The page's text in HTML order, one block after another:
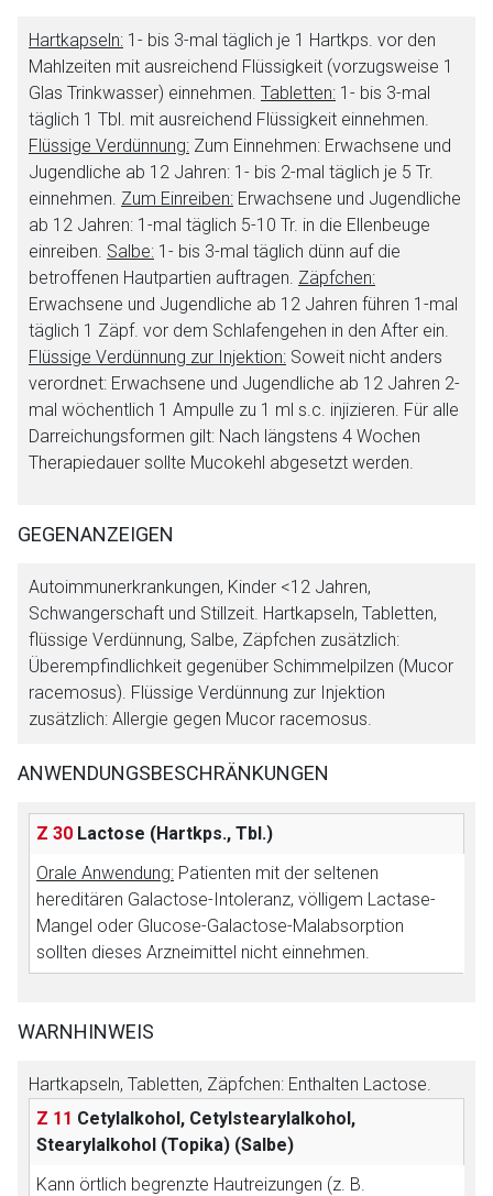
Hartkapseln: 1- bis 3-mal täglich je 1 Hartkps. vor den
Mahlzeiten mit ausreichend Flüssigkeit (vorzugsweise 1
Glas Trinkwasser) einnehmen. Tabletten: 1- bis 3-mal
täglich 1 Tbl. mit ausreichend Flüssigkeit einnehmen.
Flüssige Verdünnung: Zum Einnehmen: Erwachsene und
Jugendliche ab 12 Jahren: 1- bis 2-mal täglich je 5 Tr.
einnehmen. Zum Einreiben: Erwachsene und Jugendliche
ab 12 Jahren: 1-mal täglich 5-10 Tr. in die Ellenbeuge
einreiben. Salbe: 1- bis 3-mal täglich dünn auf die
betroffenen Hautpartien auftragen. Zäpfchen:
Erwachsene und Jugendliche ab 12 Jahren führen 1-mal
täglich 1 Zäpf. vor dem Schlafengehen in den After ein.
Flüssige Verdünnung zur Injektion: Soweit nicht anders
verordnet: Erwachsene und Jugendliche ab 12 Jahren 2-
mal wöchentlich 1 Ampulle zu 1 ml s.c. injizieren. Für alle
Darreichungsformen gilt: Nach längstens 4 Wochen
Therapiedauer sollte Mucokehl abgesetzt werden.
GEGENANZEIGEN
Autoimmunerkrankungen, Kinder <12 Jahren,
Schwangerschaft und Stillzeit. Hartkapseln, Tabletten,
flüssige Verdünnung, Salbe, Zäpfchen zusätzlich:
Überempfindlichkeit gegenüber Schimmelpilzen (Mucor
racemosus). Flüssige Verdünnung zur Injektion
zusätzlich: Allergie gegen Mucor racemosus.
ANWENDUNGSBESCHRÄNKUNGEN
Z 30 Lactose (Hartkps., Tbl.)
Orale Anwendung: Patienten mit der seltenen
hereditären Galactose-Intoleranz, völligem Lactase-
Mangel oder Glucose-Galactose-Malabsorption
sollten dieses Arzneimittel nicht einnehmen.
WARNHINWEIS
Hartkapseln, Tabletten, Zäpfchen: Enthalten Lactose.
Z 11 Cetylalkohol, Cetylstearylalkohol,
Stearylalkohol (Topika) (Salbe)
Kann örtlich begrenzte Hautreizungen (z. B.
Der von Ihnen aufgerufene Link öffnet eine externe Web-
Seite. Für die Inhalte der externen Web-Seite ist deren
Betreiber verantwortlich. Ebenso gelten dort ggf. andere
Datenschutzbestimmungen.
Zurück zur rote-liste.de